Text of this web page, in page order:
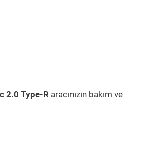
2.0 Type-R aracınızın bakım ve